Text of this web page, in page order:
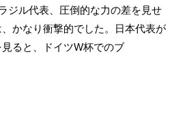
ジル代表、圧倒的な力の差を見せ
かなり衝撃的でした。日本代表が
ると、ドイツW杯でのブ